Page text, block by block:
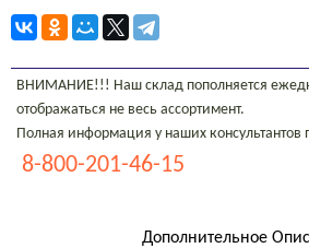
ВНИМАНИЕ!!! Наш склад пополняется
отображаться не весь ассортимент.
Полная информация у наших консультантов
8-800-201-46-15
Дополнительное